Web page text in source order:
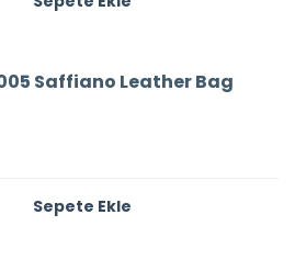
Saffiano Leather Bag
Sepete Ekle